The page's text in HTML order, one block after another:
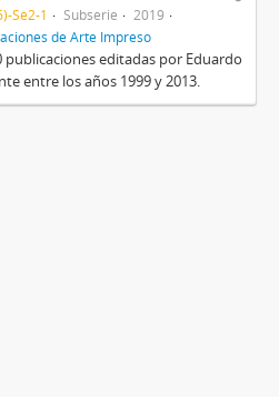
Se2-1 Subserie
2019
de Arte Impreso
publicaciones editadas por Eduardo
entre los años 1999 y 2013.